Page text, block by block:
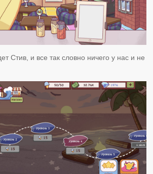
Стив, и все так словно ничего у нас и не